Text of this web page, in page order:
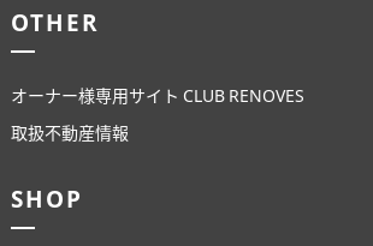
OTHER
オーナー様専用サイト CLUB RENOVES
取扱不動産情報
SHOP